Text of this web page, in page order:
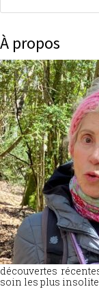
À propos
découvertes
soin les plus